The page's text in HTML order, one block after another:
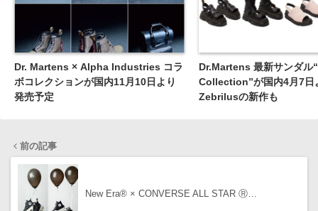
Dr. Martens × Alpha Industries コラ
ボコレクションが国内11月10日より
発売予定
Dr.Martens 最新サンダ
Collection”が国内4月7日
Zebrilusの新作も
前の記事
New Era®︎ × CONVERSE ALL STAR Ⓡ…